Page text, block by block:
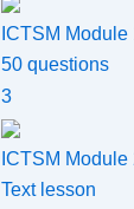
ICTSM
50 questions
3
ICTSM
Text lesson